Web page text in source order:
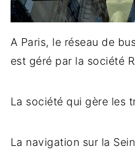
A Paris, le réseau de
est géré par la société
La société qui gère les
La navigation sur la